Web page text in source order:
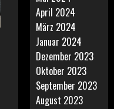
April 2024
März 2024
Januar 2024
Dezember 2023
Oktober 2023
September 2023
August 2023